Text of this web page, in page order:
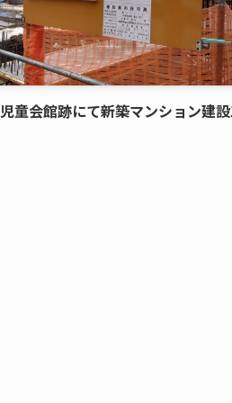
童会館跡にて新築マンション建